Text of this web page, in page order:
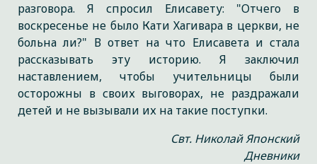
разговора. Я спросил Елисавету: "Отчего в
воскресенье не было Кати Хагивара в церкви, не
больна ли?" В ответ на что Елисавета и стала
рассказывать эту историю. Я заключил
наставлением, чтобы учительницы были
осторожны в своих выговорах, не раздражали
детей и не вызывали их на такие поступки.
Свт. Николай Японский
Дневники